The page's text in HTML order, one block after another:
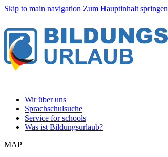
Skip to main navigation Zum Hauptinhalt springen
Wir über uns
Sprachschulsuche
Service for schools
Was ist Bildungsurlaub?
MAP